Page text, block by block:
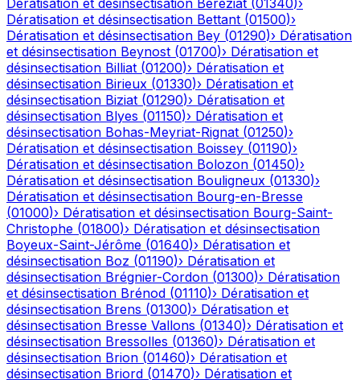
Dératisation et désinsectisation Béréziat (01340)›
Dératisation et désinsectisation Bettant (01500)›
Dératisation et désinsectisation Bey (01290)› Dératisation
et désinsectisation Beynost (01700)› Dératisation et
désinsectisation Billiat (01200)› Dératisation et
désinsectisation Birieux (01330)› Dératisation et
désinsectisation Biziat (01290)› Dératisation et
désinsectisation Blyes (01150)› Dératisation et
désinsectisation Bohas-Meyriat-Rignat (01250)›
Dératisation et désinsectisation Boissey (01190)›
Dératisation et désinsectisation Bolozon (01450)›
Dératisation et désinsectisation Bouligneux (01330)›
Dératisation et désinsectisation Bourg-en-Bresse
(01000)› Dératisation et désinsectisation Bourg-Saint-
Christophe (01800)› Dératisation et désinsectisation
Boyeux-Saint-Jérôme (01640)› Dératisation et
désinsectisation Boz (01190)› Dératisation et
désinsectisation Brégnier-Cordon (01300)› Dératisation
et désinsectisation Brénod (01110)› Dératisation et
désinsectisation Brens (01300)› Dératisation et
désinsectisation Bresse Vallons (01340)› Dératisation et
désinsectisation Bressolles (01360)› Dératisation et
désinsectisation Brion (01460)› Dératisation et
désinsectisation Briord (01470)› Dératisation et